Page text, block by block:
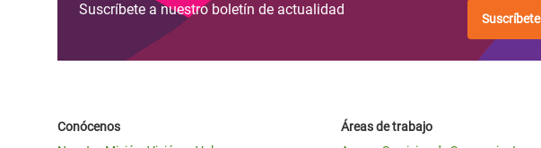
Suscríbete a nuestro boletín de actualidad
Suscríbete
Conócenos
Áreas de trabajo